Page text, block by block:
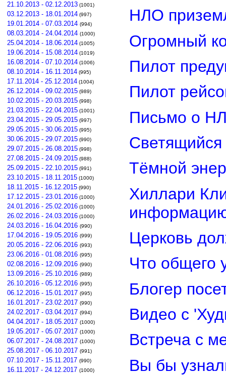
21.10.2013 - 02.12.2013 (1001)
03.12.2013 - 18.01.2014 (997)
19.01.2014 - 07.03.2014 (994)
08.03.2014 - 24.04.2014 (1000)
25.04.2014 - 18.06.2014 (1005)
19.06.2014 - 15.08.2014 (1019)
16.08.2014 - 07.10.2014 (1006)
08.10.2014 - 16.11.2014 (995)
17.11.2014 - 25.12.2014 (1004)
26.12.2014 - 09.02.2015 (989)
10.02.2015 - 20.03.2015 (998)
21.03.2015 - 22.04.2015 (1001)
23.04.2015 - 29.05.2015 (997)
29.05.2015 - 30.06.2015 (995)
30.06.2015 - 29.07.2015 (990)
29.07.2015 - 26.08.2015 (998)
27.08.2015 - 24.09.2015 (988)
25.09.2015 - 22.10.2015 (991)
23.10.2015 - 18.11.2015 (1000)
18.11.2015 - 16.12.2015 (990)
17.12.2015 - 23.01.2016 (1000)
24.01.2016 - 25.02.2016 (1000)
26.02.2016 - 24.03.2016 (1000)
24.03.2016 - 16.04.2016 (990)
17.04.2016 - 19.05.2016 (999)
20.05.2016 - 22.06.2016 (993)
23.06.2016 - 01.08.2016 (995)
02.08.2016 - 12.09.2016 (990)
13.09.2016 - 25.10.2016 (989)
26.10.2016 - 05.12.2016 (995)
06.12.2016 - 15.01.2017 (995)
16.01.2017 - 23.02.2017 (990)
24.02.2017 - 03.04.2017 (994)
04.04.2017 - 18.05.2017 (1000)
19.05.2017 - 05.07.2017 (1000)
06.07.2017 - 24.08.2017 (1000)
25.08.2017 - 06.10.2017 (991)
07.10.2017 - 15.11.2017 (990)
16.11.2017 - 24.12.2017 (1000)
НЛО
Огромный
Пилот
Пилот
Письмо о
Светящийся
Тёмной
Хиллари
Церковь
Что общего
Блогер
Видео с
Встреча с
Вы бы